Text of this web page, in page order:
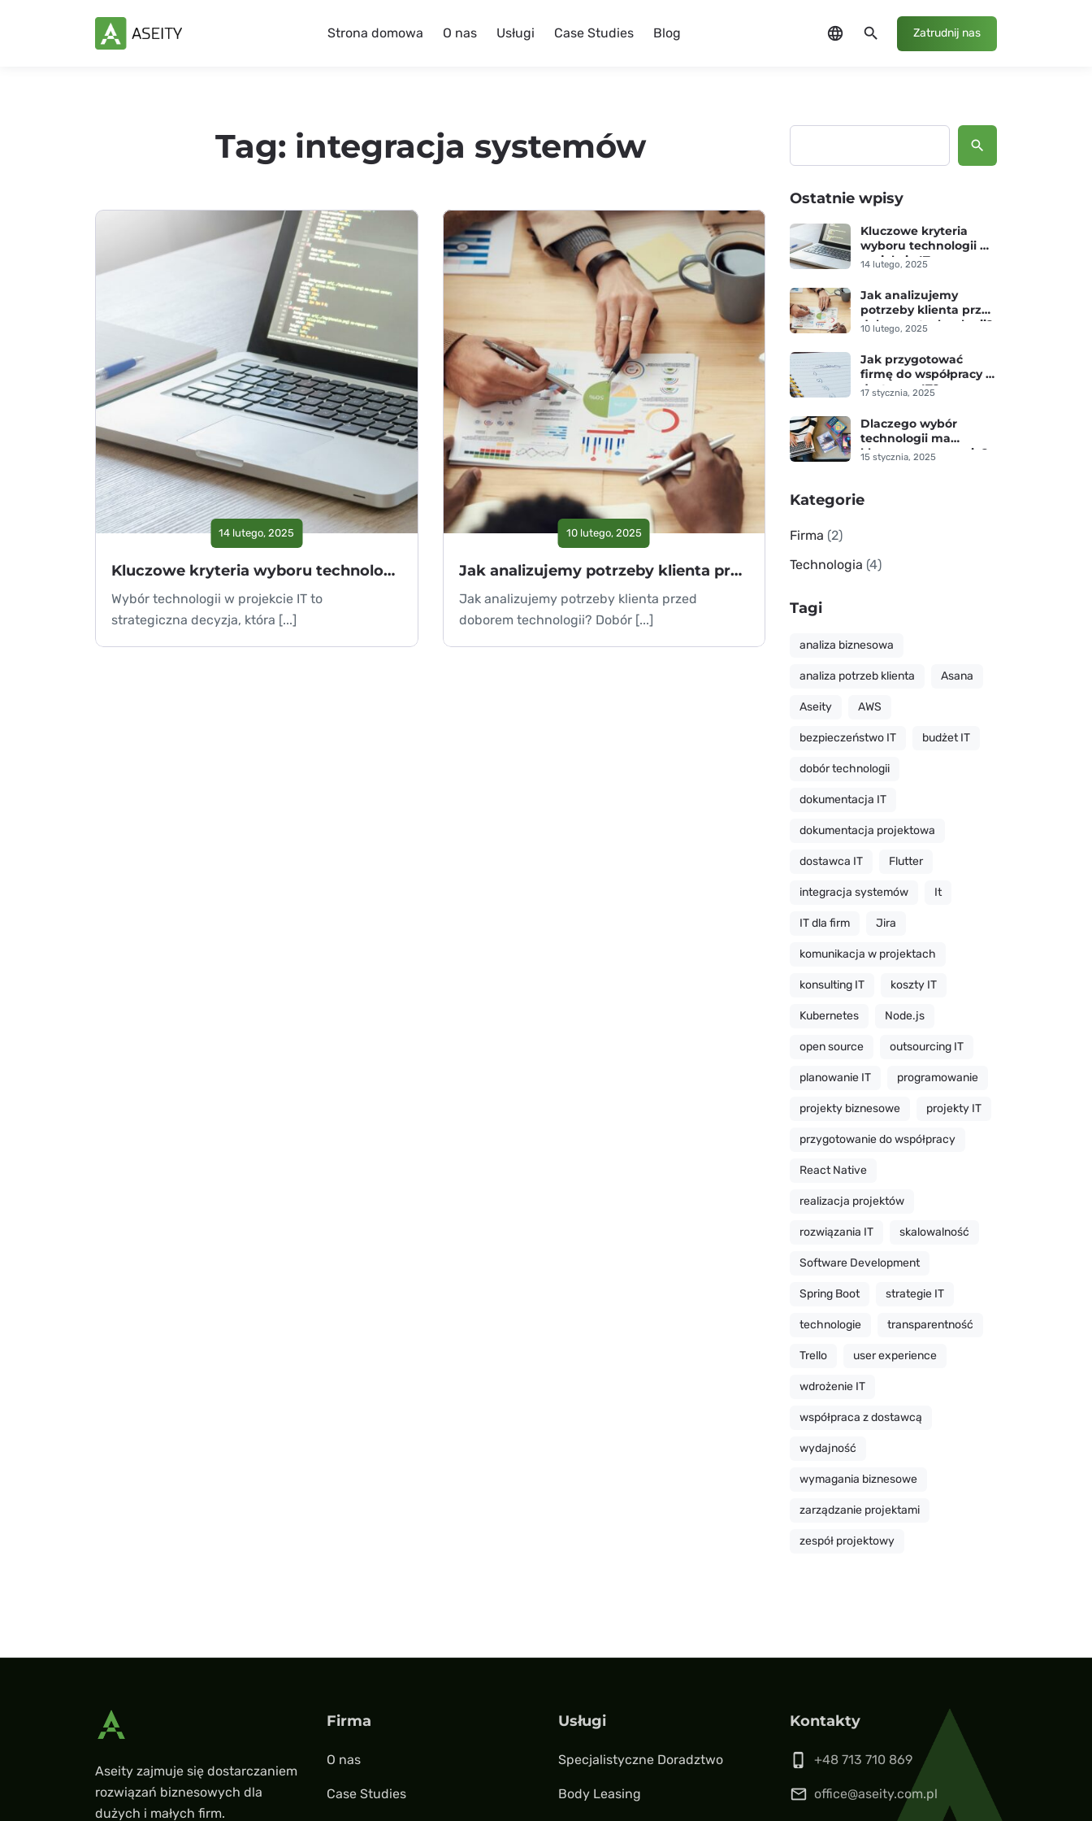
Strona domowa O nas Usługi Case Studies Blog language search Zatrudnij nas
Tag: integracja systemów
14 lutego, 2025
Kluczowe kryteria wyboru technologii w projekcie IT
Wybór technologii w projekcie IT to
strategiczna decyzja, która [...]
10 lutego, 2025
Jak analizujemy potrzeby klienta przed doborem technologii?
Jak analizujemy potrzeby klienta przed
doborem technologii? Dobór [...]
Ostatnie wpisy
Kluczowe kryteria
wyboru technologii w
projekcie IT
14 lutego, 2025
Jak analizujemy
potrzeby klienta przed
doborem technologii?
10 lutego, 2025
Jak przygotować
firmę do współpracy z
dostawcą IT?
17 stycznia, 2025
Dlaczego wybór
technologii ma
kluczowe znaczenie?
15 stycznia, 2025
Kategorie
Firma (2)
Technologia (4)
Tagi
analiza biznesowa
analiza potrzeb klienta Asana
Aseity AWS
bezpieczeństwo IT budżet IT
dobór technologii
dokumentacja IT
dokumentacja projektowa
dostawca IT Flutter
integracja systemów It
IT dla firm Jira
komunikacja w projektach
konsulting IT koszty IT
Kubernetes Node.js
open source outsourcing IT
planowanie IT programowanie
projekty biznesowe projekty IT
przygotowanie do współpracy
React Native
realizacja projektów
rozwiązania IT skalowalność
Software Development
Spring Boot strategie IT
technologie transparentność
Trello user experience
wdrożenie IT
współpraca z dostawcą
wydajność
wymagania biznesowe
zarządzanie projektami
zespół projektowy
Aseity zajmuje się dostarczaniem
rozwiązań biznesowych dla
dużych i małych firm.
Firma
O nas
Case Studies
Usługi
Specjalistyczne Doradztwo
Body Leasing
Kontakty
phone_iphone +48 713 710 869
mail_outline office@aseity.com.pl